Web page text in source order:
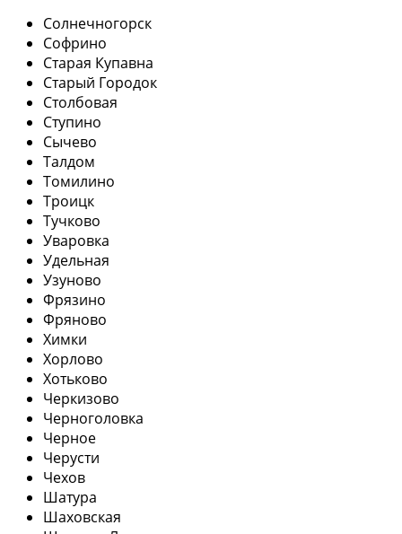
Солнечногорск
Софрино
Старая Купавна
Старый Городок
Столбовая
Ступино
Сычево
Талдом
Томилино
Троицк
Тучково
Уваровка
Удельная
Узуново
Фрязино
Фряново
Химки
Хорлово
Хотьково
Черкизово
Черноголовка
Черное
Черусти
Чехов
Шатура
Шаховская